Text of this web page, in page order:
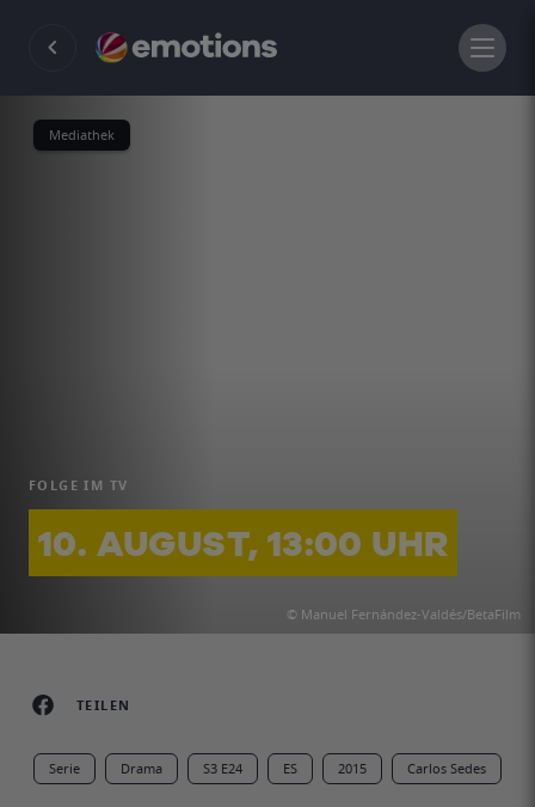
© Manuel Fernández-Valdés/BetaFilm
Mediathek
FOLGE IM TV
10. AUGUST, 13:00 UHR
TEILEN
Serie Drama S3 E24 ES 2015 Carlos Sedes